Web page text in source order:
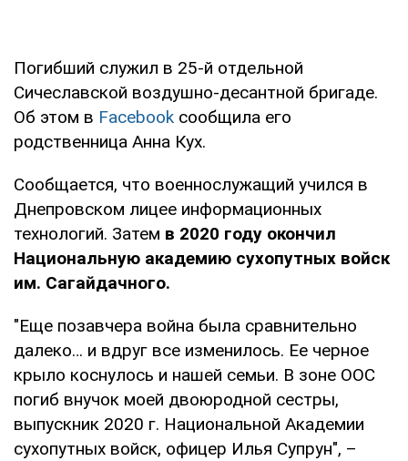
Погибший служил в 25-й отдельной
Сичеславской воздушно-десантной бригаде.
Об этом в Facebook сообщила его
родственница Анна Кух.
Сообщается, что военнослужащий учился в
Днепровском лицее информационных
технологий. Затем в 2020 году окончил
Национальную академию сухопутных войск
им. Сагайдачного.
"Еще позавчера война была сравнительно
далеко… и вдруг все изменилось. Ее черное
крыло коснулось и нашей семьи. В зоне ООС
погиб внучок моей двоюродной сестры,
выпускник 2020 г. Национальной Академии
сухопутных войск, офицер Илья Супрун", –